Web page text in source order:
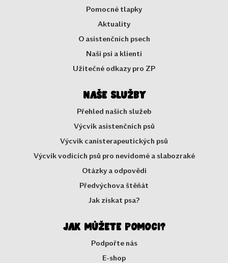
Pomocné tlapky
Aktuality
O asistenčních psech
Naši psi a klienti
Užitečné odkazy pro ZP
Naše služby
Přehled našich služeb
Výcvik asistenčních psů
Výcvik canisterapeutických psů
Výcvik vodících psů pro nevidomé a slabozraké
Otázky a odpovědi
Předvýchova štěňát
Jak získat psa?
Jak můžete pomoci?
Podpořte nás
E-shop